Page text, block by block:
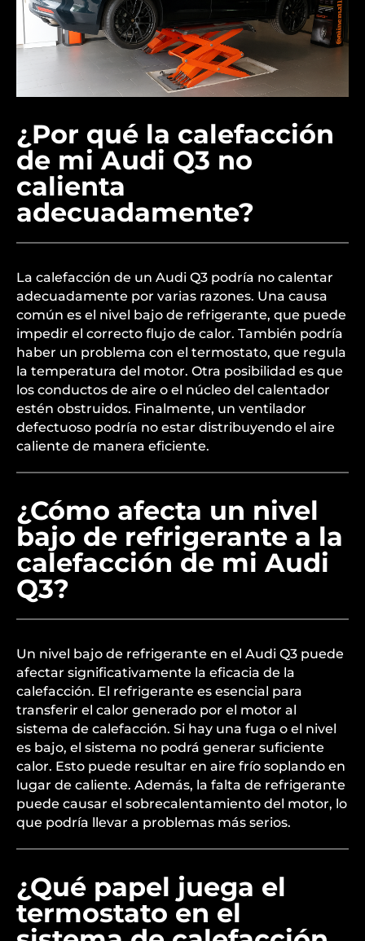
¿Por qué la calefacción
de mi Audi Q3 no
calienta
adecuadamente?
La calefacción de un Audi Q3 podría no calentar
adecuadamente por varias razones. Una causa
común es el nivel bajo de refrigerante, que puede
impedir el correcto flujo de calor. También podría
haber un problema con el termostato, que regula
la temperatura del motor. Otra posibilidad es que
los conductos de aire o el núcleo del calentador
estén obstruidos. Finalmente, un ventilador
defectuoso podría no estar distribuyendo el aire
caliente de manera eficiente.
¿Cómo afecta un nivel
bajo de refrigerante a la
calefacción de mi Audi
Q3?
Un nivel bajo de refrigerante en el Audi Q3 puede
afectar significativamente la eficacia de la
calefacción. El refrigerante es esencial para
transferir el calor generado por el motor al
sistema de calefacción. Si hay una fuga o el nivel
es bajo, el sistema no podrá generar suficiente
calor. Esto puede resultar en aire frío soplando en
lugar de caliente. Además, la falta de refrigerante
puede causar el sobrecalentamiento del motor, lo
que podría llevar a problemas más serios.
¿Qué papel juega el
termostato en el